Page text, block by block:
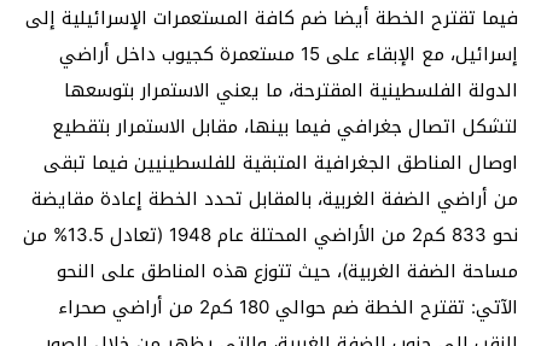
فيما تقترح الخطة أيضا ضم كافة المستعمرات الإسرائيلية إلى
إسرائيل، مع الإبقاء على 15 مستعمرة كجيوب داخل أراضي
الدولة الفلسطينية المقترحة، ما يعني الاستمرار بتوسعها
لتشكل اتصال جغرافي فيما بينها، مقابل الاستمرار بتقطيع
اوصال المناطق الجغرافية المتبقية للفلسطينيين فيما تبقى
من أراضي الضفة الغربية، بالمقابل تحدد الخطة إعادة مقايضة
نحو 833 كم2 من الأراضي المحتلة عام 1948 (تعادل 13.5% من
مساحة الضفة الغربية)، حيث تتوزع هذه المناطق على النحو
الآتي: تقترح الخطة ضم حوالي 180 كم2 من أراضي صحراء